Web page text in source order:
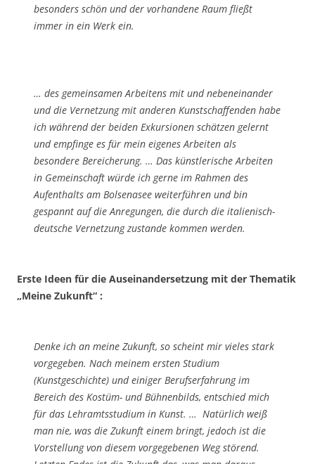
besonders schön und der vorhandene Raum fließt
immer in ein Werk ein.
… des gemeinsamen Arbeitens mit und nebeneinander
und die Vernetzung mit anderen Kunstschaffenden habe
ich während der beiden Exkursionen schätzen gelernt
und empfinge es für mein eigenes Arbeiten als
besondere Bereicherung. … Das künstlerische Arbeiten
in Gemeinschaft würde ich gerne im Rahmen des
Aufenthalts am Bolsenasee weiterführen und bin
gespannt auf die Anregungen, die durch die italienisch-
deutsche Vernetzung zustande kommen werden.
Erste Ideen für die Auseinandersetzung mit der Thematik
„Meine Zukunft“ :
Denke ich an meine Zukunft, so scheint mir vieles stark
vorgegeben. Nach meinem ersten Studium
(Kunstgeschichte) und einiger Berufserfahrung im
Bereich des Kostüm- und Bühnenbilds, entschied mich
für das Lehramtsstudium in Kunst. … Natürlich weiß
man nie, was die Zukunft einem bringt, jedoch ist die
Vorstellung von diesem vorgegebenen Weg störend.